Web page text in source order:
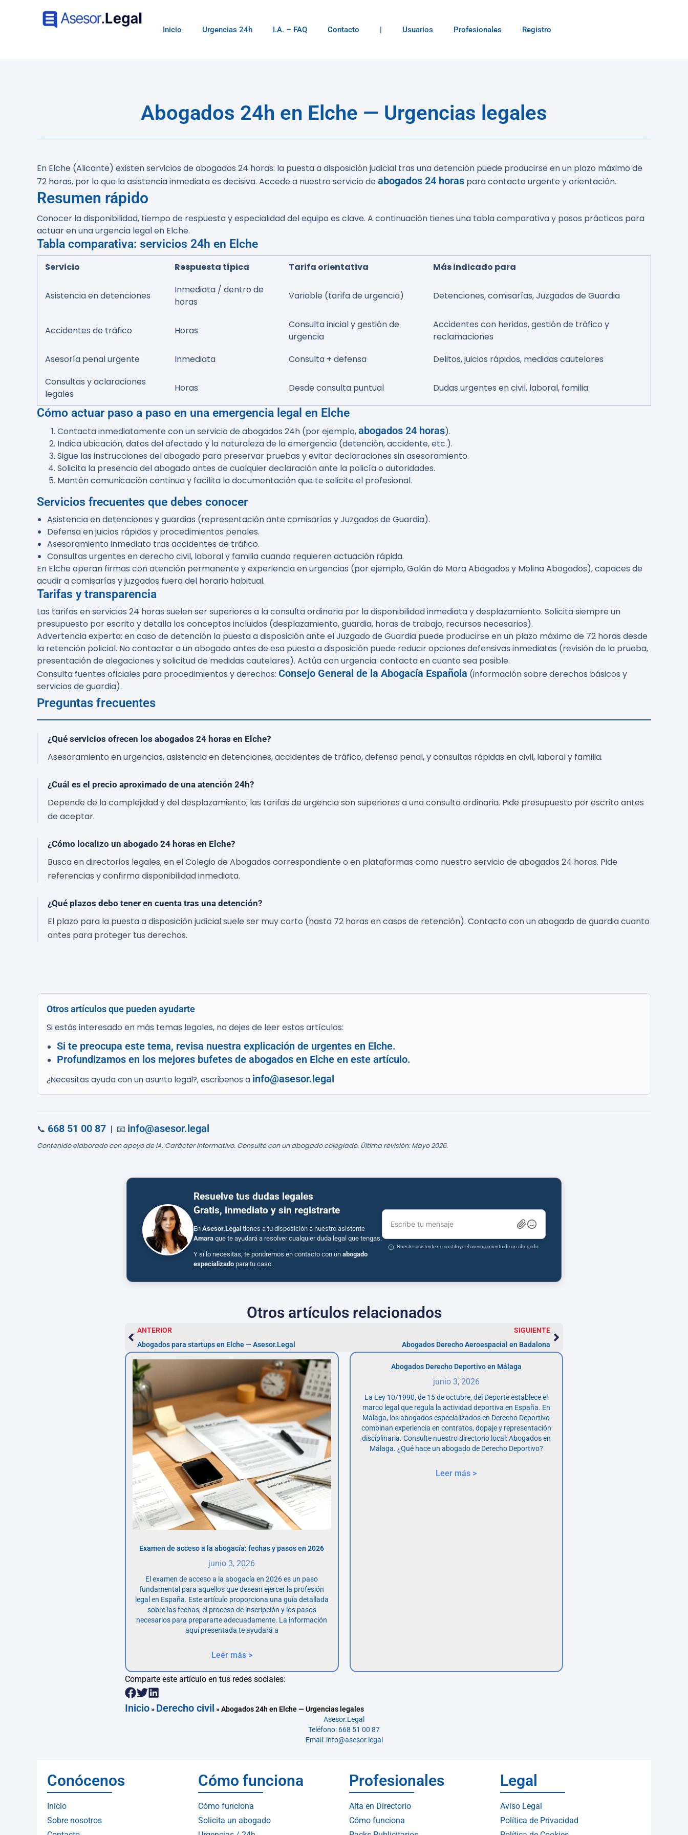
Inicio Urgencias 24h I.A. – FAQ Contacto | Usuarios Profesionales Registro
Abogados 24h en Elche — Urgencias legales
En Elche (Alicante) existen servicios deabogados 24 horas: la puesta a disposición judicial tras una detención puede producirse en un plazo máximo de
72 horas, por lo que la asistencia inmediata es decisiva. Accede a nuestro servicio deabogados 24 horas para contacto urgente y orientación.
Resumen rápido
Conocer la disponibilidad, tiempo de respuesta y especialidad del equipo es clave. A continuación tienes una tabla comparativa y pasos prácticos para
actuar en una urgencia legal en Elche.
Tabla comparativa: servicios 24h en Elche
Servicio Respuesta típica Tarifa orientativa Más indicado para
Asistencia en detenciones
Inmediata / dentro de
horas
Variable (tarifa de urgencia) Detenciones, comisarías, Juzgados de Guardia
Accidentes de tráfico Horas
Consulta inicial y gestión de
urgencia
Accidentes con heridos, gestión de tráfico y
reclamaciones
Asesoría penal urgente
Inmediata Consulta + defensa
Delitos, juicios rápidos, medidas cautelares
Consultas y aclaraciones
legales
Horas Desde consulta puntual Dudas urgentes en civil, laboral, familia
Cómo actuar paso a paso en una emergencia legal en Elche
Contacta inmediatamente con un servicio de abogados 24h (por ejemplo,abogados 24 horas).
Indica ubicación, datos del afectado y la naturaleza de la emergencia (detención, accidente, etc.).
Sigue las instrucciones del abogado para preservar pruebas y evitar declaraciones sin asesoramiento.
Solicita la presencia del abogado antes de cualquier declaración ante la policía o autoridades.
Mantén comunicación continua y facilita la documentación que te solicite el profesional.
Servicios frecuentes que debes conocer
Asistencia en detenciones y guardias (representación ante comisarías y Juzgados de Guardia).
Defensa en juicios rápidos y procedimientos penales.
Asesoramiento inmediato tras accidentes de tráfico.
Consultas urgentes en derecho civil, laboral y familia cuando requieren actuación rápida.
En Elche operan firmas con atención permanente y experiencia en urgencias (por ejemplo, Galán de Mora Abogados y Molina Abogados), capaces de
acudir a comisarías y juzgados fuera del horario habitual.
Tarifas y transparencia
Las tarifas en servicios 24 horas suelen ser superiores a la consulta ordinaria por la disponibilidad inmediata y desplazamiento. Solicita siempre un
presupuesto por escrito y detalla los conceptos incluidos (desplazamiento, guardia, horas de trabajo, recursos necesarios).
Advertencia experta: en caso de detención la puesta a disposición ante el Juzgado de Guardia puede producirse en un plazo máximo de 72 horas desde
la retención policial. No contactar a un abogado antes de esa puesta a disposición puede reducir opciones defensivas inmediatas (revisión de la prueba,
presentación de alegaciones y solicitud de medidas cautelares). Actúa con urgencia: contacta en cuanto sea posible.
Consulta fuentes oficiales para procedimientos y derechos: Consejo General de la Abogacía Española (información sobre derechos básicos y
servicios de guardia).
Preguntas frecuentes
¿Qué servicios ofrecen los abogados 24 horas en Elche?
Asesoramiento en urgencias, asistencia en detenciones, accidentes de tráfico, defensa penal, y consultas rápidas en civil, laboral y familia.
¿Cuál es el precio aproximado de una atención 24h?
Depende de la complejidad y del desplazamiento; las tarifas de urgencia son superiores a una consulta ordinaria. Pide presupuesto por escrito antes
de aceptar.
¿Cómo localizo un abogado 24 horas en Elche?
Busca en directorios legales, en el Colegio de Abogados correspondiente o en plataformas como nuestro servicio de abogados 24 horas. Pide
referencias y confirma disponibilidad inmediata.
¿Qué plazos debo tener en cuenta tras una detención?
El plazo para la puesta a disposición judicial suele ser muy corto (hasta 72 horas en casos de retención). Contacta con un abogado de guardia cuanto
antes para proteger tus derechos.
Otros artículos que pueden ayudarte
Si estás interesado en más temas legales, no dejes de leer estos artículos:
Si te preocupa este tema, revisa nuestra explicación de urgentes en Elche.
Profundizamos en los mejores bufetes de abogados en Elche en este artículo.
¿Necesitas ayuda con un asunto legal?, escríbenos a info@asesor.legal
📞 668 51 00 87 | 📧 info@asesor.legal
Contenido elaborado con apoyo de IA. Carácter informativo. Consulte con un abogado colegiado. Última revisión: Mayo 2026.
Resuelve tus dudas legales
Gratis, inmediato y sin registrarte
En Asesor.Legal tienes a tu disposición a nuestro asistente
Amara que te ayudará a resolver cualquier duda legal que tengas.
Y si lo necesitas, te pondremos en contacto con un abogado
especializado para tu caso.
Escribe tu mensaje
Nuestro asistente no sustituye el asesoramiento de un abogado.
Otros artículos relacionados
ANTERIOR
Abogados para startups en Elche — Asesor.Legal
SIGUIENTE
Abogados Derecho Aeroespacial en Badalona
Examen de acceso a la abogacía: fechas y pasos en 2026
junio 3, 2026
El examen de acceso a la abogacía en 2026 es un paso
fundamental para aquellos que desean ejercer la profesión
legal en España. Este artículo proporciona una guía detallada
sobre las fechas, el proceso de inscripción y los pasos
necesarios para prepararte adecuadamente. La información
aquí presentada te ayudará a
Leer más >
Abogados Derecho Deportivo en Málaga
junio 3, 2026
La Ley 10/1990, de 15 de octubre, del Deporte establece el
marco legal que regula la actividad deportiva en España. En
Málaga, los abogados especializados en Derecho Deportivo
combinan experiencia en contratos, dopaje y representación
disciplinaria. Consulte nuestro directorio local: Abogados en
Málaga. ¿Qué hace un abogado de Derecho Deportivo?
Leer más >
Comparte este artículo en tus redes sociales:
Inicio» Derecho civil »Abogados 24h en Elche — Urgencias legales
Asesor.Legal
Teléfono: 668 51 00 87
Email: info@asesor.legal
Conócenos
Inicio
Sobre nosotros
Cómo funciona
Cómo funciona
Solicita un abogado
Profesionales
Alta en Directorio
Cómo funciona
Legal
Aviso Legal
Política de Privacidad